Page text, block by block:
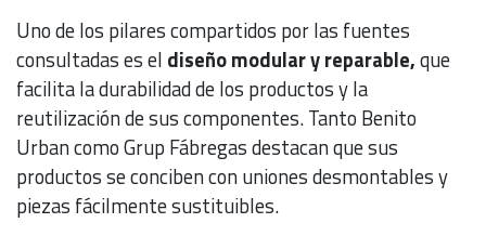
Uno de los pilares compartidos por las fuentes
consultadas es el diseño modular y reparable,que
facilita la durabilidad de los productos y la
reutilización de sus componentes. Tanto Benito
Urban como Grup Fábregas destacan que sus
productos se conciben con uniones desmontables y
piezas fácilmente sustituibles.